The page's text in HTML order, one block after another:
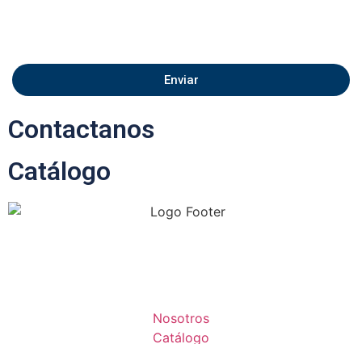
Enviar
Contactanos
Catálogo
Nosotros
Catálogo